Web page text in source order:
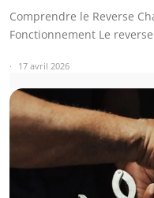
Comprendre le Reverse
Fonctionnement Le
17 avril 2026